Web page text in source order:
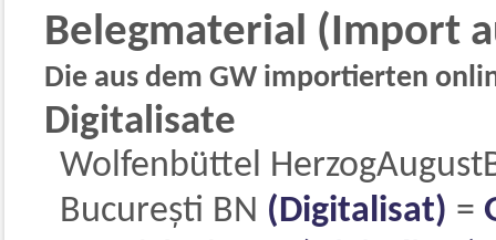
Belegmaterial (Import
Die aus dem GW importierten
Digitalisate
Wolfenbüttel
București BN (Digitalisat) =